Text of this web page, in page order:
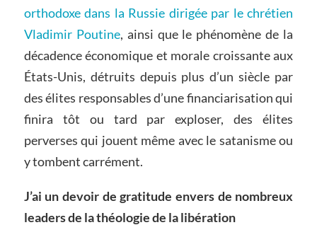
orthodoxe dans la Russie dirigée par le chrétien
Vladimir Poutine, ainsi que le phénomène de la
décadence économique et morale croissante aux
États-Unis, détruits depuis plus d’un siècle par
des élites responsables d’une financiarisation qui
finira tôt ou tard par exploser, des élites
perverses qui jouent même avec le satanisme ou
y tombent carrément.
J’ai un devoir de gratitude envers de nombreux
leaders de la théologie de la libération